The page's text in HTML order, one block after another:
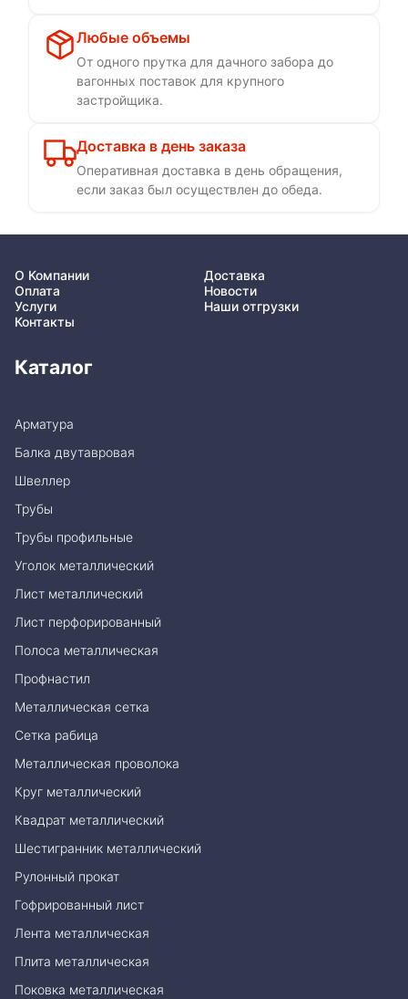
Любые объемы
От одного прутка для дачного забора до
вагонных поставок для крупного
застройщика.
Доставка в день заказа
Оперативная доставка в день обращения,
если заказ был осуществлен до обеда.
О Компании
Доставка
Оплата
Новости
Услуги
Наши отгрузки
Контакты
Каталог
Арматура
Балка двутавровая
Швеллер
Трубы
Трубы профильные
Уголок металлический
Лист металлический
Лист перфорированный
Полоса металлическая
Профнастил
Металлическая сетка
Сетка рабица
Металлическая проволока
Круг металлический
Квадрат металлический
Шестигранник металлический
Рулонный прокат
Гофрированный лист
Лента металлическая
Плита металлическая
Поковка металлическая